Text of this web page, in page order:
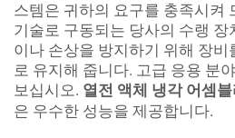
스템은 귀하의 요구를 충족시켜
기술로 구동되는 당사의 수랭
이나 손상을 방지하기 위해 장비
로 유지해 줍니다. 고급 응용 분
보십시오. 열전 액체 냉각 어셈
은 우수한 성능을 제공합니다.